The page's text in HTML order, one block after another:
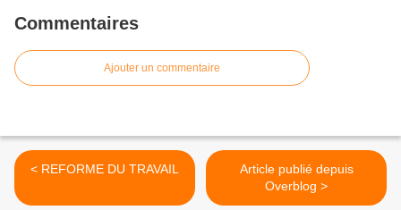
Commentaires
Ajouter un commentaire
< REFORME DU TRAVAIL
Article publié depuis
Overblog >